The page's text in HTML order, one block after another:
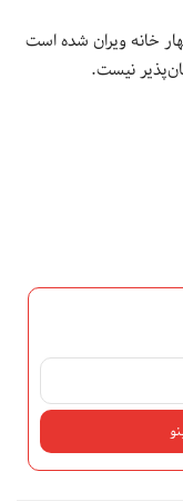
خانه ویران شده است
نیست.